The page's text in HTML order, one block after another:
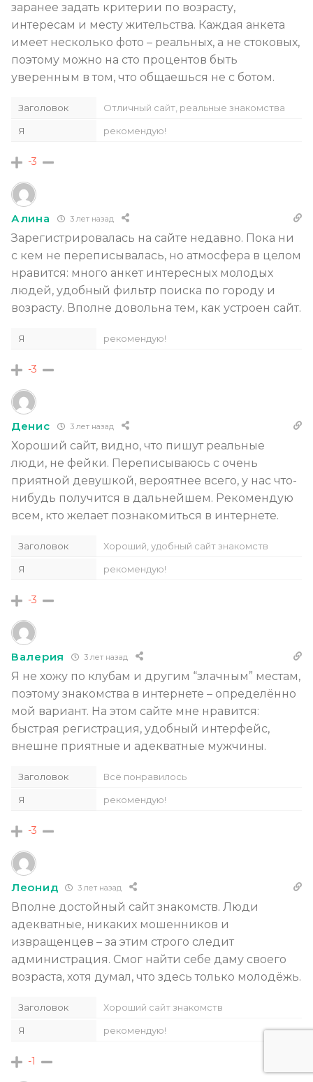
заранее задать критерии по возрасту,
интересам и месту жительства. Каждая анкета
имеет несколько фото – реальных, а не стоковых,
поэтому можно на сто процентов быть
уверенным в том, что общаешься не с ботом.
Заголовок Отличный сайт, реальные знакомства
Я рекомендую!
-3
Алина 3 лет назад
Зарегистрировалась на сайте недавно. Пока ни
с кем не переписывалась, но атмосфера в целом
нравится: много анкет интересных молодых
людей, удобный фильтр поиска по городу и
возрасту. Вполне довольна тем, как устроен сайт.
Я рекомендую!
-3
Денис 3 лет назад
Хороший сайт, видно, что пишут реальные
люди, не фейки. Переписываюсь с очень
приятной девушкой, вероятнее всего, у нас что-
нибудь получится в дальнейшем. Рекомендую
всем, кто желает познакомиться в интернете.
Заголовок Хороший, удобный сайт знакомств
Я рекомендую!
-3
Валерия 3 лет назад
Я не хожу по клубам и другим “злачным” местам,
поэтому знакомства в интернете – определённо
мой вариант. На этом сайте мне нравится:
быстрая регистрация, удобный интерфейс,
внешне приятные и адекватные мужчины.
Заголовок Всё понравилось
Я рекомендую!
-3
Леонид 3 лет назад
Вполне достойный сайт знакомств. Люди
адекватные, никаких мошенников и
извращенцев – за этим строго следит
администрация. Смог найти себе даму своего
возраста, хотя думал, что здесь только молодёжь.
Заголовок Хороший сайт знакомств
Я рекомендую!
-1